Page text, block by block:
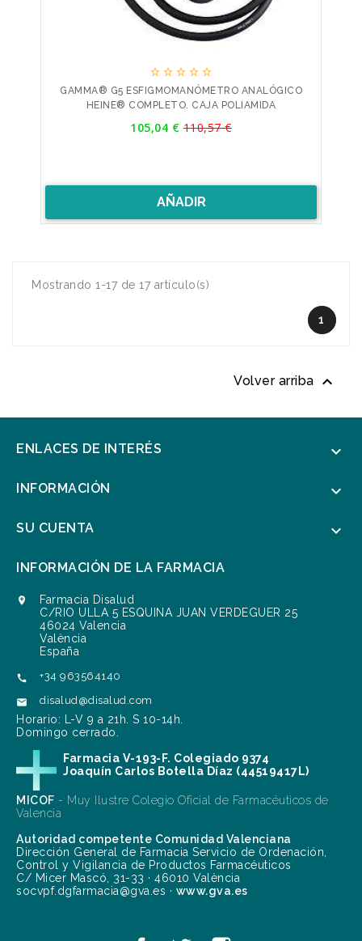
    
GAMMA® G5 ESFIGMOMANÓMETRO ANALÓGICO
HEINE® COMPLETO. CAJA POLIAMIDA
105,04 €Precio
110,57 €
AÑADIR
Mostrando 1-17 de 17 artículo(s)
1
Volver arriba 
ENLACES DE INTERÉS 
INFORMACIÓN 
SU CUENTA 
INFORMACIÓN DE LA FARMACIA

Farmacia Disalud
C/RIO ULLA 5 ESQUINA JUAN VERDEGUER 25
46024 Valencia
València
España
 +34 963564140
 disalud@disalud.com
Horario: L-V 9 a 21h. S 10-14h.
Domingo cerrado.
Farmacia V-193-F. Colegiado 9374
Joaquín Carlos Botella Díaz (44519417L)
MICOF - Muy Ilustre Colegio Oficial de Farmacéuticos de
Valencia
Autoridad competente Comunidad Valenciana
Dirección General de Farmacia Servicio de Ordenación,
Control y Vigilancia de Productos Farmacéuticos
C/ Micer Mascó, 31-33 · 46010 València
socvpf.dgfarmacia@gva.es · www.gva.es